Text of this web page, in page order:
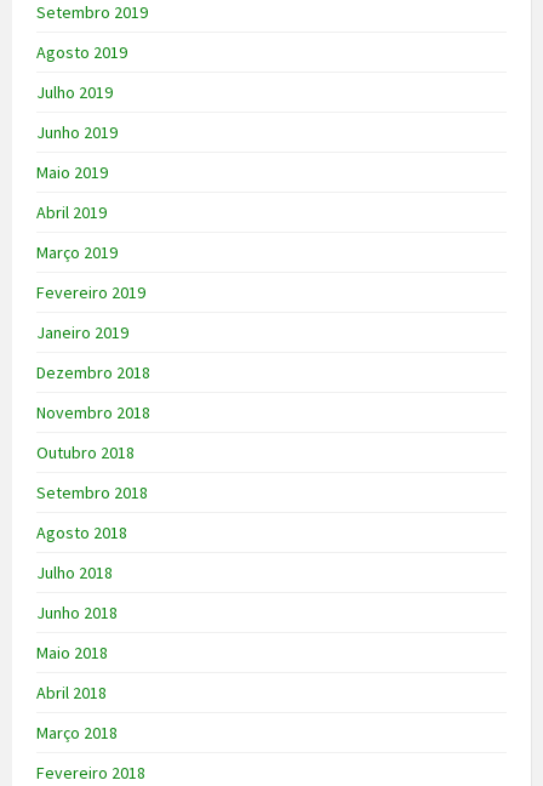
Setembro 2019
Agosto 2019
Julho 2019
Junho 2019
Maio 2019
Abril 2019
Março 2019
Fevereiro 2019
Janeiro 2019
Dezembro 2018
Novembro 2018
Outubro 2018
Setembro 2018
Agosto 2018
Julho 2018
Junho 2018
Maio 2018
Abril 2018
Março 2018
Fevereiro 2018